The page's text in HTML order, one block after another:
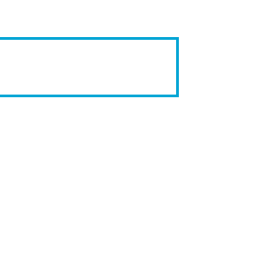
los coach tal como las define